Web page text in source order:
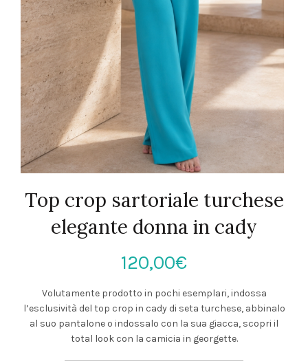
Top crop sartoriale turchese
elegante donna in cady
120,00€
Volutamente prodotto in pochi esemplari, indossa
l’esclusività del top crop in cady di seta turchese, abbinalo
al suo pantalone o indossalo con la sua giacca, scopri il
total look con la camicia in georgette.